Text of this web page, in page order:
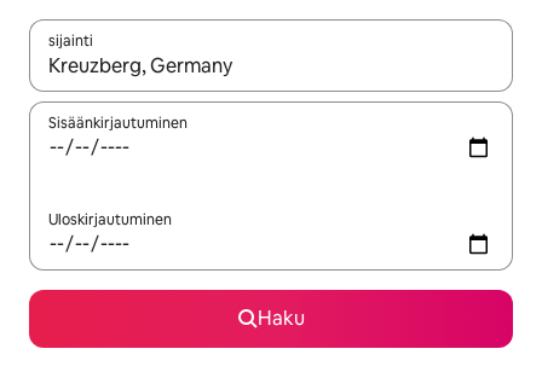
sijainti
Kun tulokset ovat saatavilla, navigoi ylös- ja alas-
Sisäänkirjautuminen
Uloskirjautuminen
Haku